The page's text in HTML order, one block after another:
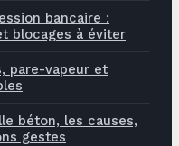
bancaire :
blocages à éviter
pare-vapeur et
béton, les causes,
gestes